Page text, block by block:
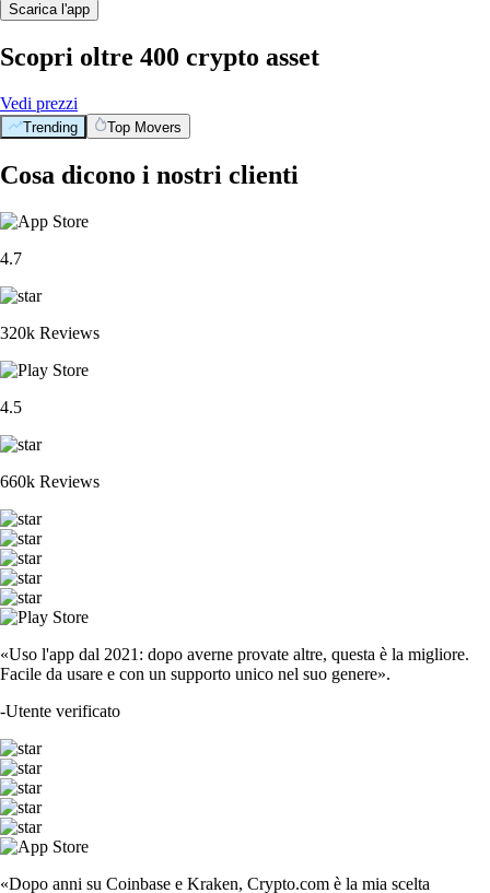
Scarica l'app
Scopri oltre 400 crypto asset
Vedi prezzi
Trending Top Movers
Cosa dicono i nostri clienti
4.7
320k Reviews
4.5
660k Reviews
«Uso l'app dal 2021: dopo averne provate altre, questa è la migliore.
Facile da usare e con un supporto unico nel suo genere».
-Utente verificato
«Dopo anni su Coinbase e Kraken, Crypto.com è la mia scelta